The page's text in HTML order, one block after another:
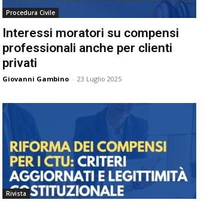
Procedura Civile
Interessi moratori su compensi
professionali anche per clienti
privati
Giovanni Gambino - 23 Luglio 2025
Rivista